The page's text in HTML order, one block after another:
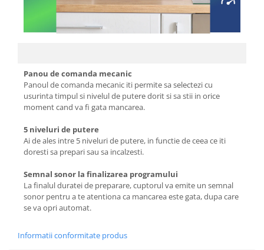
Suport vesela
Electrocasnice Mari
Aparate frigorifice
Combine frigorifice
Frigider 2 usi
Congelator
Aragaz
Electric
Mixt
Pe gaze
Masina de spalat + uscator
Panou de comanda mecanic
Panoul de comanda mecanic iti permite sa selectezi cu
usurinta timpul si nivelul de putere dorit si sa stii in orice
moment cand va fi gata mancarea.
5 niveluri de putere
Ai de ales intre 5 niveluri de putere, in functie de ceea ce iti
doresti sa prepari sau sa incalzesti.
Semnal sonor la finalizarea programului
La finalul duratei de preparare, cuptorul va emite un semnal
sonor pentru a te atentiona ca mancarea este gata, dupa care
se va opri automat.
Informatii conformitate produs